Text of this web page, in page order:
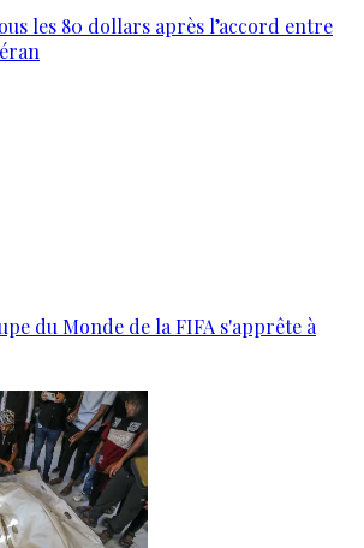
les 80 dollars après l’accord entre
du Monde de la FIFA s'apprête à